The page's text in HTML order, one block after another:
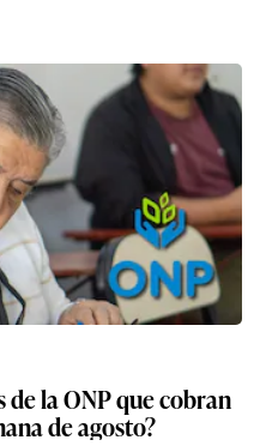
de la ONP que cobran
de agosto?